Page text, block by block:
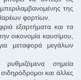
της
φορτίων.
εξαρτήματα και τα
οικονομία καυσίμου,
μεταφορά μεγάλων
σημεία
και άλλες